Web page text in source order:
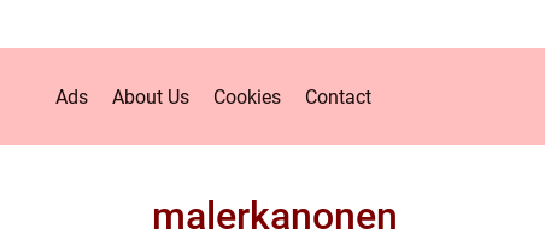
Ads About Us Cookies Contact
malerkanonen